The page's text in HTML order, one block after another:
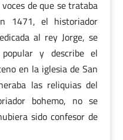
de que se trataba
1471, el historiador
al rey Jorge, se
y describe el
en la iglesia de San
las reliquias del
bohemo, no se
sido confesor de